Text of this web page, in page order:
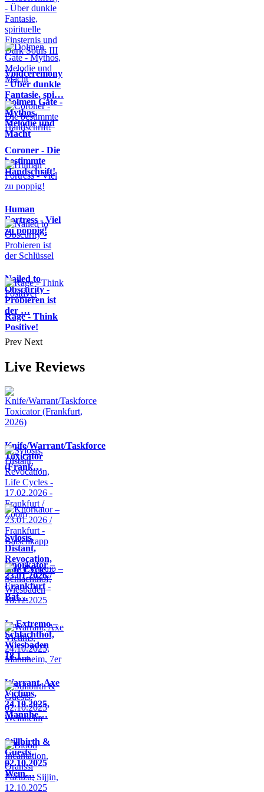
Voidceremony
- Über dunkle
Fantasie, spi…
Dolmen Gate -
Mythos,
Melodie und
Macht
Coroner - Die
bestimmte
Handschrift!
Human
Fortress - Viel
zu poppig!
Nailed to
Obscurity -
Probieren ist
der …
Rage - Think
Positive!
Prev Next
Live Reviews
Knife/Warrant/Taskforce
Toxicator
(Frank…
Sylosis,
Distant,
Revocation,
Life Cycle…
Knorkator –
23.01.2026 /
Frankfurt -
Bat…
In Extremo –
Schlachthof,
Wiesbaden
18.1…
Warrant, Axe
Victims,
24.10.2025,
Mannhe…
Stillbirth &
Guests,
02.10.2025
Wein…